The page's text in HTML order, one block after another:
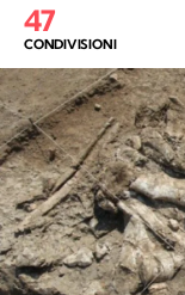
47
CONDIVISIONI